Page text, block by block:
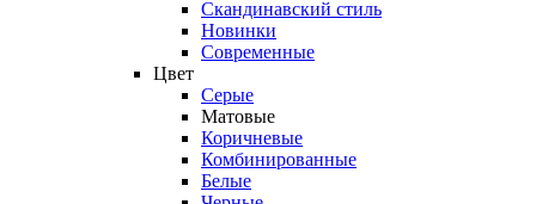
Скандинавский стиль
Новинки
Современные
Цвет
Серые
Матовые
Коричневые
Комбинированные
Белые